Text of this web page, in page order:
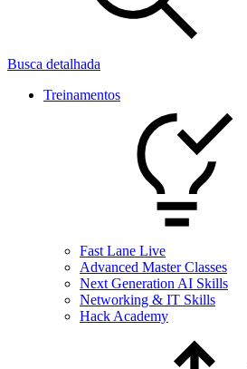
Busca detalhada
Treinamentos
Fast Lane Live
Advanced Master Classes
Next Generation AI Skills
Networking & IT Skills
Hack Academy